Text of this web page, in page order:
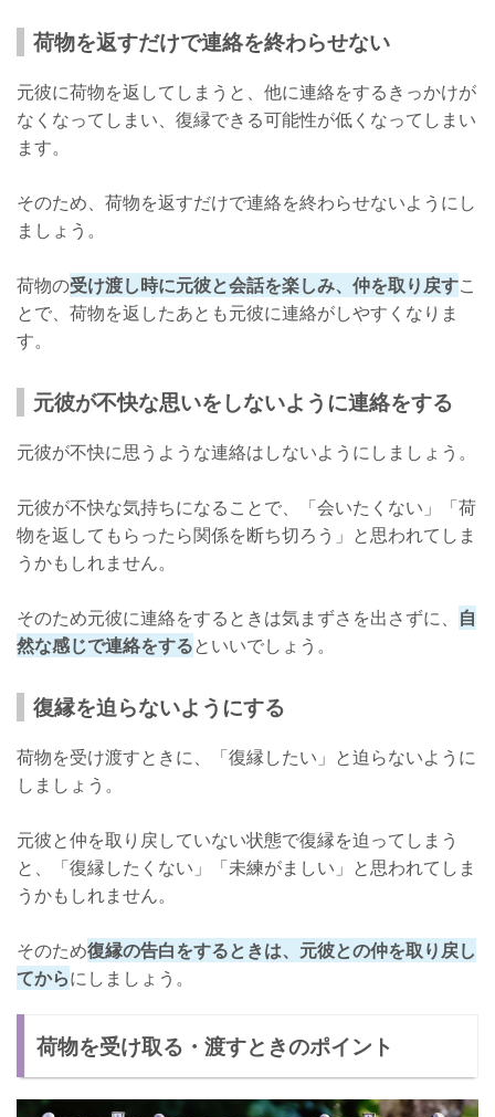
荷物を返すだけで連絡を終わらせない
元彼に荷物を返してしまうと、他に連絡をするきっかけが
なくなってしまい、復縁できる可能性が低くなってしまい
ます。
そのため、荷物を返すだけで連絡を終わらせないようにし
ましょう。
荷物の受け渡し時に元彼と会話を楽しみ、仲を取り戻すこ
とで、荷物を返したあとも元彼に連絡がしやすくなりま
す。
元彼が不快な思いをしないように連絡をする
元彼が不快に思うような連絡はしないようにしましょう。
元彼が不快な気持ちになることで、「会いたくない」「荷
物を返してもらったら関係を断ち切ろう」と思われてしま
うかもしれません。
そのため元彼に連絡をするときは気まずさを出さずに、 自
然な感じで連絡をするといいでしょう。
復縁を迫らないようにする
荷物を受け渡すときに、「復縁したい」と迫らないように
しましょう。
元彼と仲を取り戻していない状態で復縁を迫ってしまう
と、「復縁したくない」「未練がましい」と思われてしま
うかもしれません。
そのため復縁の告白をするときは、元彼との仲を取り戻し
てからにしましょう。
荷物を受け取る・渡すときのポイント